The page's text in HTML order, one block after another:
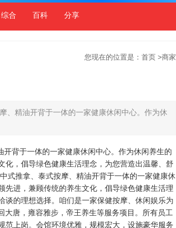
综合 百科 分享
您现在的位置是： 首页 >商家
、精油开背于一体的一家健康休闲中心。作为休
背于一体的一家健康休闲中心。作为休闲养生的
，倡导绿色健康生活理念，为您营造出温馨、舒
式推拿、泰式按摩、精油开背于一体的一家健康休
先进，兼顾传统的养生文化，倡导绿色健康生活理
的理想选择。咱们是一家保健按摩、休闲娱乐为
唐，雍容雅步，帝王养生等服务项目。所有员工
上岗。会馆环境优雅，规模宏大，设施豪华服务